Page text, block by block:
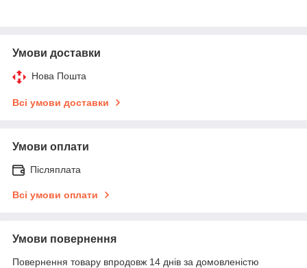
Умови доставки
Нова Пошта
Всі умови доставки
Умови оплати
Післяплата
Всі умови оплати
Умови повернення
Повернення товару впродовж 14 днів за домовленістю